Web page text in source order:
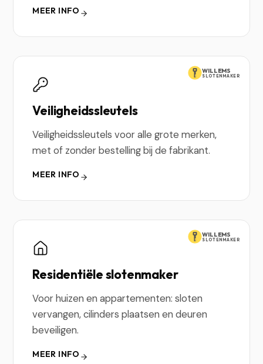
MEER INFO
WILLEMS
SLOTENMAKER
Veiligheidssleutels
Veiligheidssleutels voor alle grote merken,
met of zonder bestelling bij de fabrikant.
MEER INFO
WILLEMS
SLOTENMAKER
Residentiële slotenmaker
Voor huizen en appartementen: sloten
vervangen, cilinders plaatsen en deuren
beveiligen.
MEER INFO